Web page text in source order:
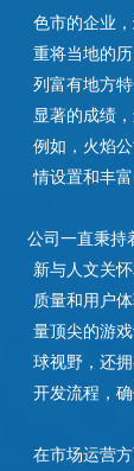
色市的企业，
重将当地的
列富有地方
显著的成绩
例如，火焰
情设置和丰
公司一直秉持
新与人文关
质量和用户
量顶尖的游
球视野，还
开发流程，
在市场运营方